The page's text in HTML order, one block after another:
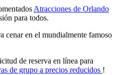
Atracciones de Orlando
para todos.
cenar en el mundialmente famoso
de reserva en línea para
de grupo a precios reducidos !